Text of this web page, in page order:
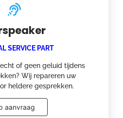
SERVICE PART
of geen geluid tijdens
Wij repareren uw
heldere gesprekken.
aanvraag